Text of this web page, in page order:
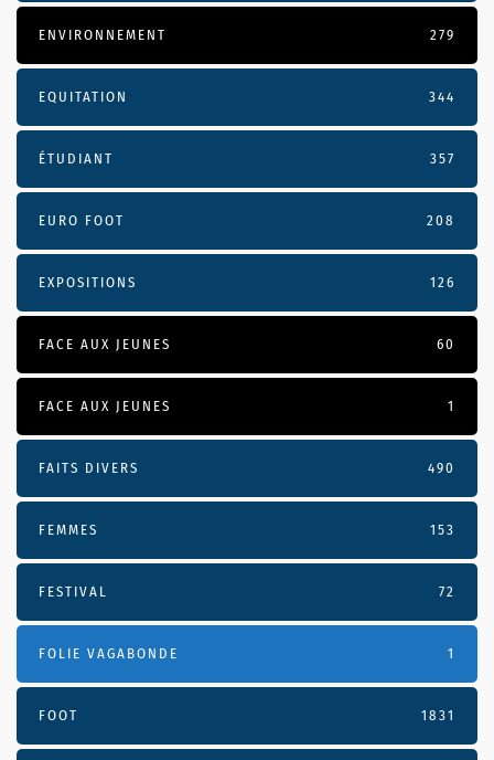
ENVIRONNEMENT 279
EQUITATION 344
ÉTUDIANT 357
EURO FOOT 208
EXPOSITIONS 126
FACE AUX JEUNES 60
FACE AUX JEUNES 1
FAITS DIVERS 490
FEMMES 153
FESTIVAL 72
FOLIE VAGABONDE 1
FOOT 1831